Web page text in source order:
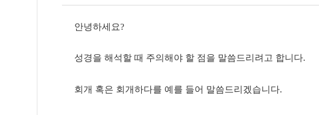
안녕하세요?
성경을 해석할 때 주의해야 할 점을 말씀드리려고 합니다.
회개 혹은 회개하다를 예를 들어 말씀드리겠습니다.